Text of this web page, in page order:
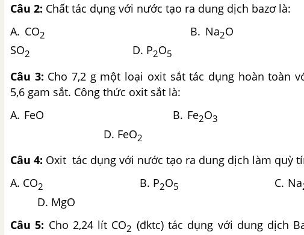
Câu 2: Chất tác dụng với nước tạo ra dung dịch bazơ là:
A. CO2 B. Na2O
SO2 D. P2O5
Câu 3: Cho 7,2 g một loại oxit sắt tác dụng hoàn toàn
5,6 gam sắt. Công thức oxit sắt là:
A. FeO B. Fe2O3 C.
D. FeO2
Câu 4: Oxit tác dụng với nước tạo ra dung dịch làm quỳ
A. CO2 B. P2O5 C. Na
D. MgO
Câu 5: Cho 2,24 lít CO2 (đktc) tác dụng với dung dịch